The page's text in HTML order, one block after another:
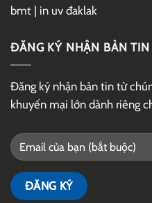
bmt | in uv đaklak
ĐĂNG KÝ NHẬN BẢN TIN
Đăng ký nhận bản tin từ
khuyến mại lớn dành riêng